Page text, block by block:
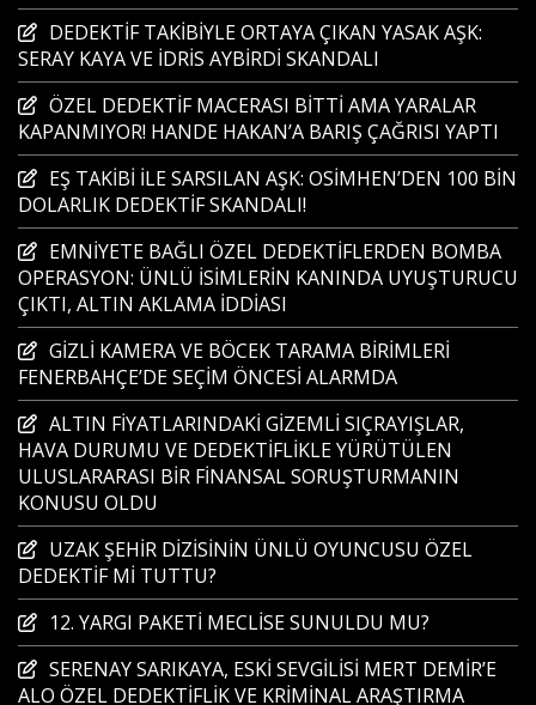
DEDEKTİF TAKİBİYLE ORTAYA ÇIKAN YASAK AŞK:
SERAY KAYA VE İDRİS AYBİRDİ SKANDALI
ÖZEL DEDEKTİF MACERASI BİTTİ AMA YARALAR
KAPANMIYOR! HANDE HAKAN’A BARIŞ ÇAĞRISI YAPTI
EŞ TAKİBİ İLE SARSILAN AŞK: OSİMHEN’DEN 100 BİN
DOLARLIK DEDEKTİF SKANDALI!
EMNİYETE BAĞLI ÖZEL DEDEKTİFLERDEN BOMBA
OPERASYON: ÜNLÜ İSİMLERİN KANINDA UYUŞTURUCU
ÇIKTI, ALTIN AKLAMA İDDİASI
GİZLİ KAMERA VE BÖCEK TARAMA BİRİMLERİ
FENERBAHÇE’DE SEÇİM ÖNCESİ ALARMDA
ALTIN FİYATLARINDAKİ GİZEMLİ SIÇRAYIŞLAR,
HAVA DURUMU VE DEDEKTİFLİKLE YÜRÜTÜLEN
ULUSLARARASI BİR FİNANSAL SORUŞTURMANIN
KONUSU OLDU
UZAK ŞEHİR DİZİSİNİN ÜNLÜ OYUNCUSU ÖZEL
DEDEKTİF Mİ TUTTU?
12. YARGI PAKETİ MECLİSE SUNULDU MU?
SERENAY SARIKAYA, ESKİ SEVGİLİSİ MERT DEMİR’E
ALO ÖZEL DEDEKTİFLİK VE KRİMİNAL ARAŞTIRMA